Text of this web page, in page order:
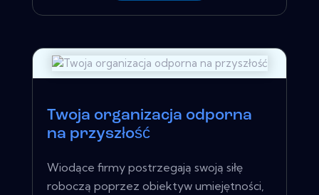
Twoja organizacja odporna
na przyszłość
Wiodące firmy postrzegają swoją siłę
roboczą poprzez obiektyw umiejętności,